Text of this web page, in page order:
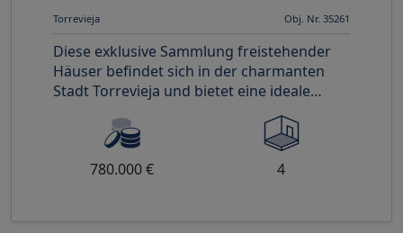
Torrevieja Obj. Nr. 35261
Diese exklusive Sammlung freistehender
Häuser befindet sich in der charmanten
Stadt Torrevieja und bietet eine ideale
780.000 € 4